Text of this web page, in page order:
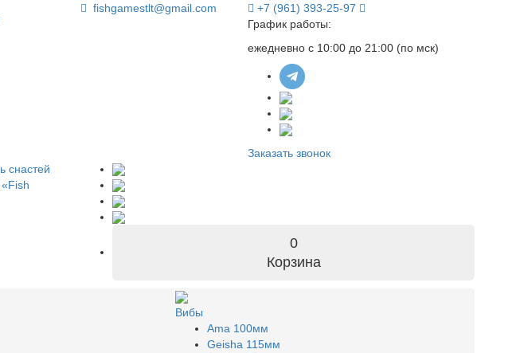
fishgamestlt@gmail.com
+7 (961) 393-25-97
График работы:
ежедневно с 10:00 до 21:00 (по мск)
Заказать звонок
0
Корзина
Вибы
Ama 100мм
Geisha 115мм